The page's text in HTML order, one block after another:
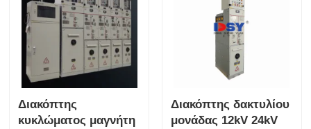
Διακόπτης
κυκλώματος μαγνήτη
Διακόπτης δακτυλίου
μονάδας 12kV 24kV